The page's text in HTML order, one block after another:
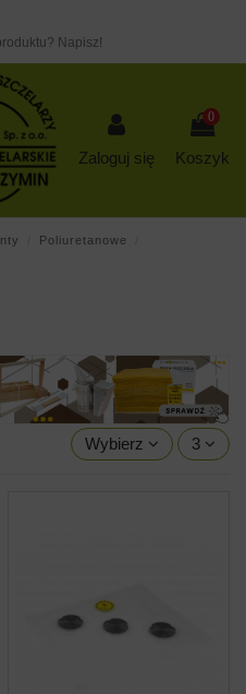
Napisz!
Zaloguj się
0
Koszyk
Poliuretanowe
Wybierz 3